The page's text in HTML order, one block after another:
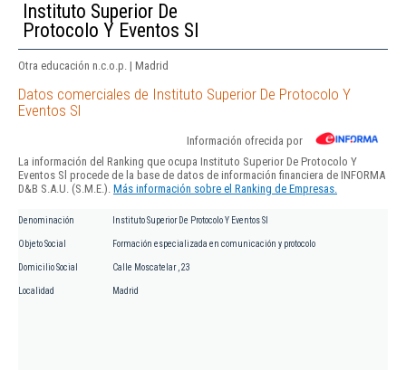
Instituto Superior De
Protocolo Y Eventos Sl
Otra educación n.c.o.p. | Madrid
Datos comerciales de Instituto Superior De Protocolo Y
Eventos Sl
Información ofrecida por
La información del Ranking que ocupa Instituto Superior De Protocolo Y
Eventos Sl procede de la base de datos de información financiera de INFORMA
D&B S.A.U. (S.M.E.). Más información sobre el Ranking de Empresas.
Denominación Instituto Superior De Protocolo Y Eventos Sl
Objeto Social Formación especializada en comunicación y protocolo
Domicilio Social Calle Moscatelar , 23
Localidad Madrid